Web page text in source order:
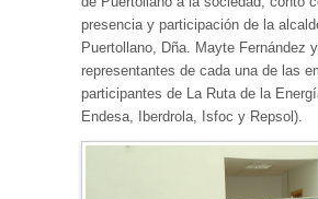
presencia y participación de la
Puertollano, Dña. Mayte Fernández
representantes de cada una de las
participantes de La Ruta de la
Endesa, Iberdrola, Isfoc y Repsol).